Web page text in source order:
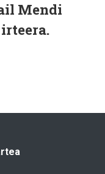
Mendi